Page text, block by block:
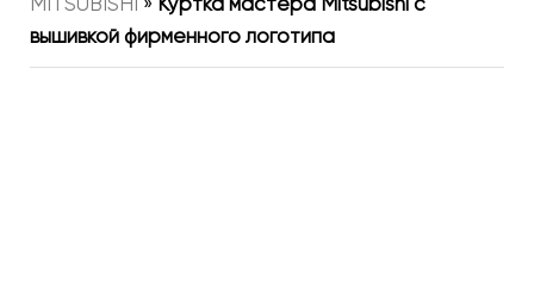
MITSUBISHI
» Куртка мастера Mitsubishi с
вышивкой фирменного логотипа